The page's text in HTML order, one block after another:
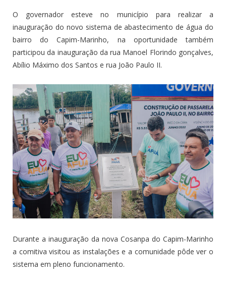
O governador esteve no município para realizar a
inauguração do novo sistema de abastecimento de água do
bairro do Capim-Marinho, na oportunidade também
participou da inauguração da rua Manoel Florindo gonçalves,
Abílio Máximo dos Santos e rua João Paulo II.
Durante a inauguração da nova Cosanpa do Capim-Marinho
a comitiva visitou as instalações e a comunidade pôde ver o
sistema em pleno funcionamento.